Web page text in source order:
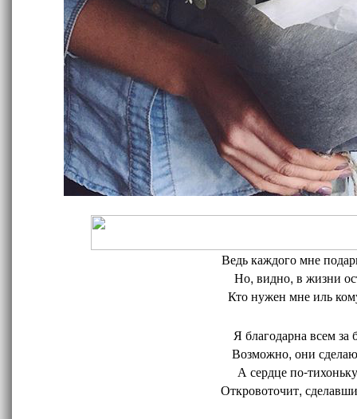
Ведь каждого мне
Но, видно, в жизни
Кто нужен мне иль
Я благодарна всем за
Возможно, они
А сердце по-
Откровоточит,